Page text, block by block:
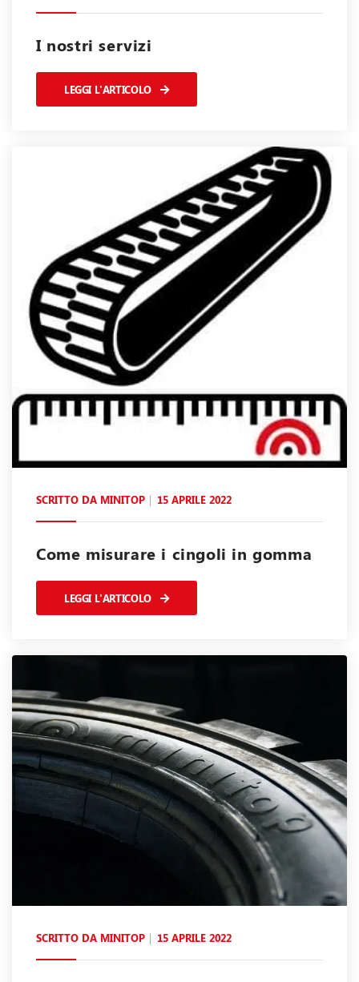
I nostri servizi
LEGGI L'ARTICOLO
SCRITTO DA MINITOP 15 APRILE 2022
Come misurare i cingoli in gomma
LEGGI L'ARTICOLO
SCRITTO DA MINITOP 15 APRILE 2022